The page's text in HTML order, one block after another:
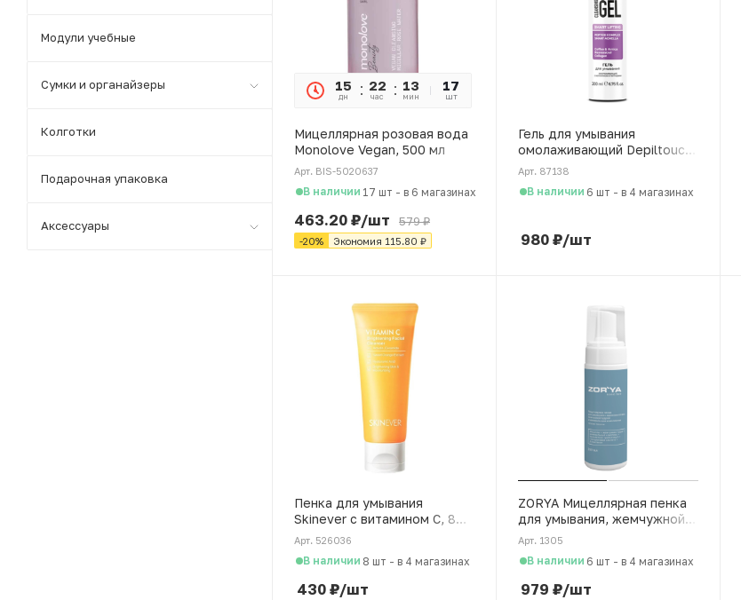
15
дн
22
час
13
мин
44
сек
17
шт
Мицеллярная розовая вода
Monolove Vegan, 500 мл
Арт. BIS-5020637
В наличии 17 шт - в 6 магазинах
463.20₽/шт 579₽
-20% Экономия 115.80 ₽
Гель для умывания
омолаживающий Depiltouch
с коллагеном и пептидами,
200 мл
Арт. 87138
В наличии 6 шт - в 4 магазинах
980₽/шт
Пенка для умывания
Skinever с витамином С, 80
мл
Арт. 526036
В наличии 8 шт - в 4 магазинах
430₽/шт
ZORYA Мицеллярная пенка
для умывания, жемчужной
пудрой и
минерал.комплексом,160
мл
Арт. 1305
В наличии 6 шт - в 4 магазинах
979 ₽/шт
Модули учебные
Сумки и органайзеры
Колготки
Подарочная упаковка
Аксессуары